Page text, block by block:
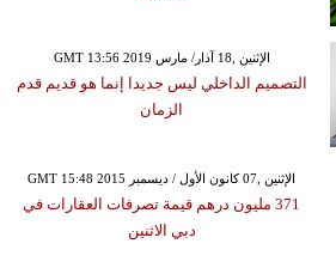
GMT 13:56 2019 الإثنين ,18 آذار/ مارس
التصميم الداخلي ليس جديدا إنما هو قديم قدم
الزمان
GMT 15:48 2015 الإثنين ,07 كانون الأول / ديسمبر
371 مليون درهم قيمة تصرفات العقارات في
دبي الاثنين